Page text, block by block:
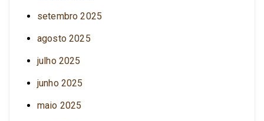
setembro 2025
agosto 2025
julho 2025
junho 2025
maio 2025